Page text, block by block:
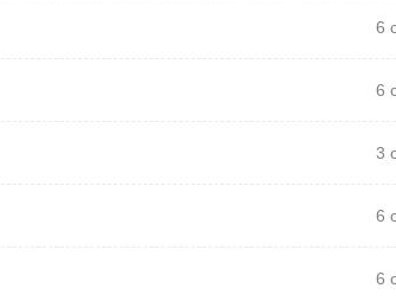
6
6
3
6
6